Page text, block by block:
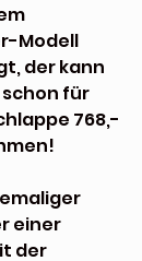
Modell
der kann
für
768,-
einer
der